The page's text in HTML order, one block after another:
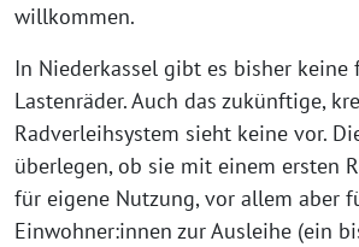
willkommen.
In Niederkassel gibt es bisher keine
Lastenräder. Auch das zukünftige,
Radverleihsystem sieht keine vor.
überlegen, ob sie mit einem ersten
für eigene Nutzung, vor allem aber
Einwohner:innen zur Ausleihe (ein